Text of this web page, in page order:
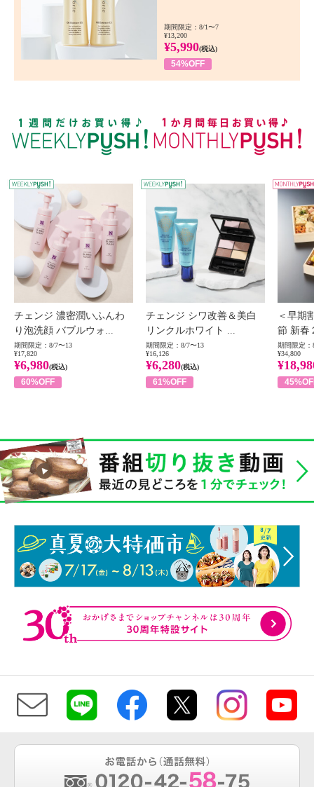
期間限定：8/1〜7
¥13,200
¥5,990(税込)
54%OFF
WEEKLY PUSH
チェンジ 濃密潤いふんわ
り泡洗顔 バブルウォ...
期間限定：8/7〜13
¥17,820
¥6,980(税込)
60%OFF
チェンジ シワ改善＆美白
リンクルホワイト ...
期間限定：8/7〜13
¥16,126
¥6,280(税込)
61%OFF
＜早期
節 新春
期間限定：
¥34,800